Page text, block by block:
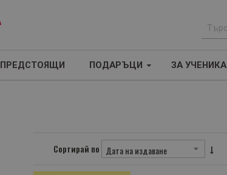
р
ПРЕДСТОЯЩИ ПОДАРЪЦИ ЗА УЧЕНИКА
Сортирай по